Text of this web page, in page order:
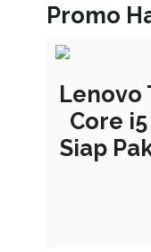
Promo
Lenovo
Core
Siap